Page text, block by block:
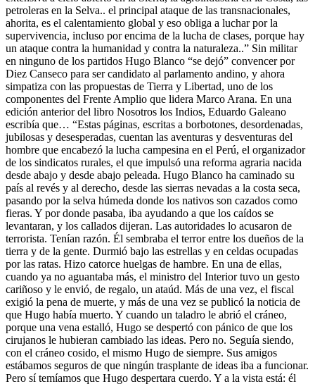
petroleras en la Selva.. el principal ataque de las transnacionales,
ahorita, es el calentamiento global y eso obliga a luchar por la
supervivencia, incluso por encima de la lucha de clases, porque hay
un ataque contra la humanidad y contra la naturaleza..” Sin militar
en ninguno de los partidos Hugo Blanco “se dejó” convencer por
Diez Canseco para ser candidato al parlamento andino, y ahora
simpatiza con las propuestas de Tierra y Libertad, uno de los
componentes del Frente Amplio que lidera Marco Arana. En una
edición anterior del libro Nosotros los Indios, Eduardo Galeano
escribía que… “Estas páginas, escritas a borbotones, desordenadas,
jubilosas y desesperadas, cuentan las aventuras y desventuras del
hombre que encabezó la lucha campesina en el Perú, el organizador
de los sindicatos rurales, el que impulsó una reforma agraria nacida
desde abajo y desde abajo peleada. Hugo Blanco ha caminado su
país al revés y al derecho, desde las sierras nevadas a la costa seca,
pasando por la selva húmeda donde los nativos son cazados como
fieras. Y por donde pasaba, iba ayudando a que los caídos se
levantaran, y los callados dijeran. Las autoridades lo acusaron de
terrorista. Tenían razón. Él sembraba el terror entre los dueños de la
tierra y de la gente. Durmió bajo las estrellas y en celdas ocupadas
por las ratas. Hizo catorce huelgas de hambre. En una de ellas,
cuando ya no aguantaba más, el ministro del Interior tuvo un gesto
cariñoso y le envió, de regalo, un ataúd. Más de una vez, el fiscal
exigió la pena de muerte, y más de una vez se publicó la noticia de
que Hugo había muerto. Y cuando un taladro le abrió el cráneo,
porque una vena estalló, Hugo se despertó con pánico de que los
cirujanos le hubieran cambiado las ideas. Pero no. Seguía siendo,
con el cráneo cosido, el mismo Hugo de siempre. Sus amigos
estábamos seguros de que ningún trasplante de ideas iba a funcionar.
Pero sí temíamos que Hugo despertara cuerdo. Y a la vista está: él